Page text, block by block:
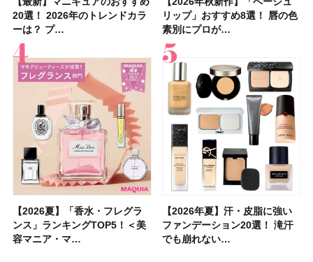
20選！ 2026年のトレンドカラ
ーは？ プ…
リップ」おすすめ8選！ 唇の色
素別にプロが…
【2026夏】「香水・フレグラ
ンス」ランキングTOP5！＜美
容マニア・マ…
【2026年夏】汗・皮脂に強い
ファンデーション20選！ 滝汗
でも崩れない…
止めのおすすめ13選！ 汗で塗
膜が強化され…
「ブライトニング」11選！ ス
キンケアからサプ…
【クリスマスコフレ2026】ク
リニークのホリデーコフレを一
挙紹介！ 人気…
【コスメデコルテ】ブランド最
高峰ラインから新作エイジング
ケアクリーム「A…
20選！ 2026年のトレンドカラ
ーは？ プ…
リップ」おすすめ8選！ 唇の色
素別にプロが…
【2026年夏】汗・皮脂に強い
ファンデーション20選！ 滝汗
でも崩れない…
【崩れないフェイスパウダーの
塗り方】ブラシ？パフ？ 肌質
別メイクHOW …
選】プレゼントにおすすめ！ケ
ア効果、ビジュ、…
めUVのおすすめ20選！ この夏
注目の人気…
【2026夏】「リップケア」ラ
ンキングTOP5！＜美容マニア
集団・マキア…
【クリスマスコフレ2026】
BAUM（バウム）が誘う静寂の
香りの世界へ。…
子＆お茶10選】手土産にもぴっ
たり
近、下の歯の矯正を再開したん
です」オーラルケア…
【2026夏】「インナーケア・
サプリ」ランキングTOP5！＜
美容マニア集…
【おすすめダイエットサプリ８
選】食べすぎた日をサポート！
選び方＆糖質・脂…
36選！ショート・ボブ・ミディ
アム・ロング…
ブの髪型37選！ レイヤー・切
りっぱなしな…
【最新】髪のうねり・広がり・
くせ毛におすすめのシャンプー
17選
【2026年】最新トレンド「ボ
ブ」13種類を徹底解説！ 定番
＆人気の髪型…
いハンディファン
「baramood」を3名様…
すすめの開運コスメ＆美容アイ
テム10選！
【フォロー＆いいねで当たる】
中国割烹旅館 掬水亭の宿泊券
を1組2名様にプ…
【無印良品】スキンケア×衣料
素材の最強タッグで実現！ 着
るだけで保湿でき…
「ウォータリーティントリップ
」10モモピュ…
ュオ 01 ピンクベージュ」レビ
ュー｜落ち…
【全色レビュー】ケイト メロ
ウブラウンアイズ限定色追加！
イエベ・ブルベ別…
【スック2026新作】秋コレク
ションを全品スウォッチ&イエ
ベブルベ分け！